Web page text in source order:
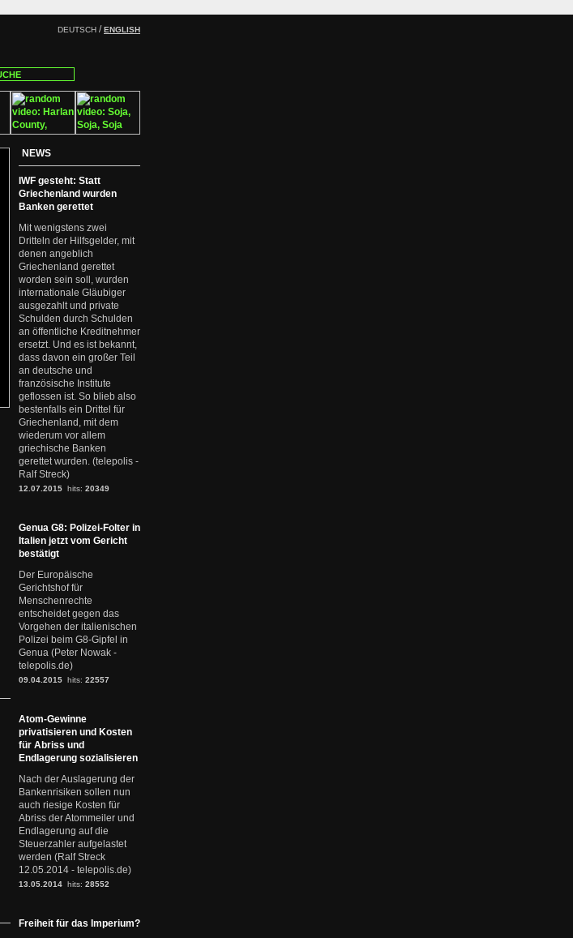
DEUTSCH /ENGLISH
NEWS
IWF gesteht: Statt
Griechenland wurden
Banken gerettet
Mit wenigstens zwei
Dritteln der Hilfsgelder, mit
denen angeblich
Griechenland gerettet
worden sein soll, wurden
internationale Gläubiger
ausgezahlt und private
Schulden durch Schulden
an öffentliche Kreditnehmer
ersetzt. Und es ist bekannt,
dass davon ein großer Teil
an deutsche und
französische Institute
geflossen ist. So blieb also
bestenfalls ein Drittel für
Griechenland, mit dem
wiederum vor allem
griechische Banken
gerettet wurden. (telepolis -
Ralf Streck)
12.07.2015 hits: 20349
Genua G8: Polizei-Folter in
Italien jetzt vom Gericht
bestätigt
Der Europäische
Gerichtshof für
Menschenrechte
entscheidet gegen das
Vorgehen der italienischen
Polizei beim G8-Gipfel in
Genua (Peter Nowak -
telepolis.de)
09.04.2015 hits: 22557
Atom-Gewinne
privatisieren und Kosten
für Abriss und
Endlagerung sozialisieren
Nach der Auslagerung der
Bankenrisiken sollen nun
auch riesige Kosten für
Abriss der Atommeiler und
Endlagerung auf die
Steuerzahler aufgelastet
werden (Ralf Streck
12.05.2014 - telepolis.de)
13.05.2014 hits: 28552
Freiheit für das Imperium?